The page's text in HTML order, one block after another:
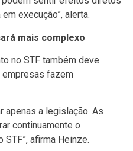
execução”, alerta.
mais complexo
no STF também deve
empresas fazem
apenas a legislação. As
continuamente o
afirma Heinze.